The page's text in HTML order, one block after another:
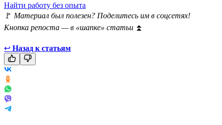
Найти работу без опыта
🚩 Материал был полезен? Поделитесь им в соцсетях!
Кнопка репоста — в «шапке» статьи ⏫
↩ Назад к статьям